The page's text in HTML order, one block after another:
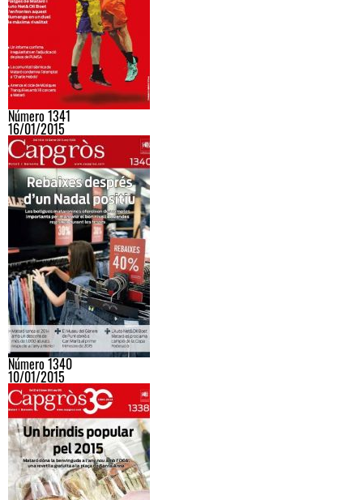
Número 1341
16/01/2015
Número 1340
10/01/2015